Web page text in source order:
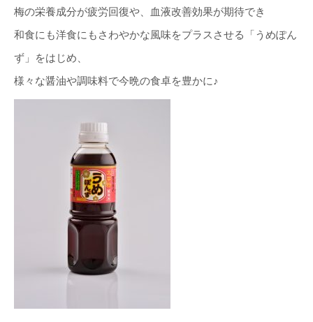
梅の栄養成分が疲労回復や、血液改善効果が期待でき
和食にも洋食にもさわやかな風味をプラスさせる「うめぽん
ず」をはじめ、
様々な醤油や調味料で今晩の食卓を豊かに♪